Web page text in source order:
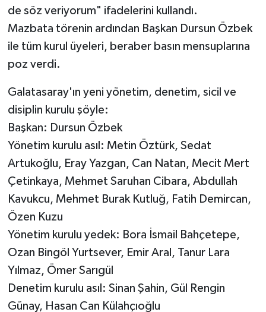
de söz veriyorum" ifadelerini kullandı.
Mazbata törenin ardından Başkan Dursun Özbek
ile tüm kurul üyeleri, beraber basın mensuplarına
poz verdi.
Galatasaray'ın yeni yönetim, denetim, sicil ve
disiplin kurulu şöyle:
Başkan: Dursun Özbek
Yönetim kurulu asıl: Metin Öztürk, Sedat
Artukoğlu, Eray Yazgan, Can Natan, Mecit Mert
Çetinkaya, Mehmet Saruhan Cibara, Abdullah
Kavukcu, Mehmet Burak Kutluğ, Fatih Demircan,
Özen Kuzu
Yönetim kurulu yedek: Bora İsmail Bahçetepe,
Ozan Bingöl Yurtsever, Emir Aral, Tanur Lara
Yılmaz, Ömer Sarıgül
Denetim kurulu asıl: Sinan Şahin, Gül Rengin
Günay, Hasan Can Külahçıoğlu